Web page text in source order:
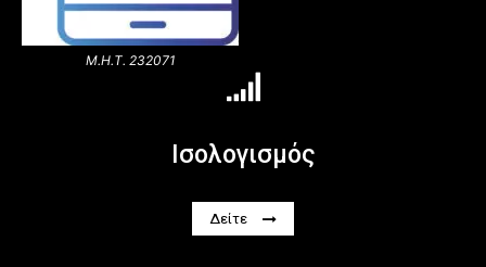
Μ.Η.Τ. 232071
Ισολογισμός
Δείτε